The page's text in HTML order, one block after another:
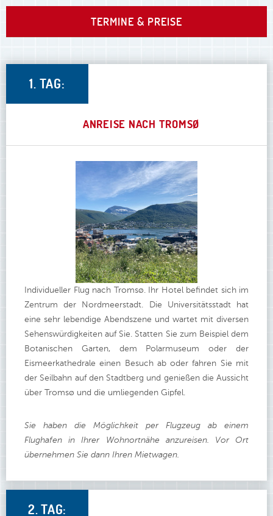
TERMINE & PREISE
1. TAG:
ANREISE NACH TROMSØ
Individueller Flug nach Tromsø. Ihr Hotel befindet sich im
Zentrum der Nordmeerstadt. Die Universitätsstadt hat
eine sehr lebendige Abendszene und wartet mit diversen
Sehenswürdigkeiten auf Sie. Statten Sie zum Beispiel dem
Botanischen Garten, dem Polarmuseum oder der
Eismeerkathedrale einen Besuch ab oder fahren Sie mit
der Seilbahn auf den Stadtberg und genießen die Aussicht
über Tromsø und die umliegenden Gipfel.
Sie haben die Möglichkeit per Flugzeug ab einem
Flughafen in Ihrer Wohnortnähe anzureisen. Vor Ort
übernehmen Sie dann Ihren Mietwagen.
2. TAG: